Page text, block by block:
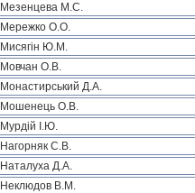
Мезенцева М.С.
Мережко О.О.
Мисягін Ю.М.
Мовчан О.В.
Монастирський Д.А.
Мошенець О.В.
Мурдій І.Ю.
Нагорняк С.В.
Наталуха Д.А.
Неклюдов В.М.